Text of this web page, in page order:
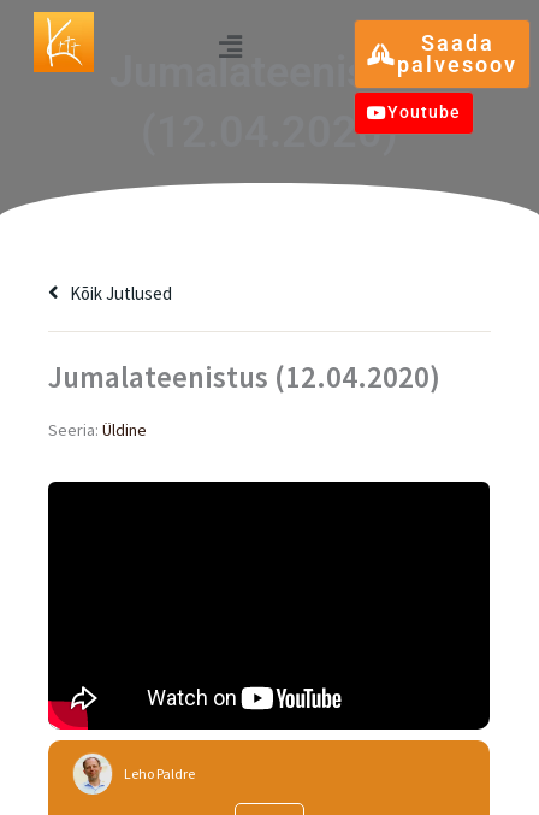
content
Menu
Youtube
Saada
palvesoov
Jumalateenistus
(12.04.2020)
Kõik Jutlused
Jumalateenistus (12.04.2020)
Seeria:Üldine
Leho Paldre